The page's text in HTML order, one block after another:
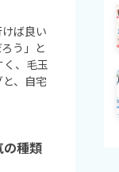
ば良い
う」と
く、毛玉
、自宅
の種類